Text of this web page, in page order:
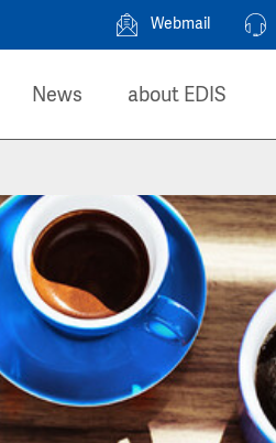
Webmail
News about EDIS